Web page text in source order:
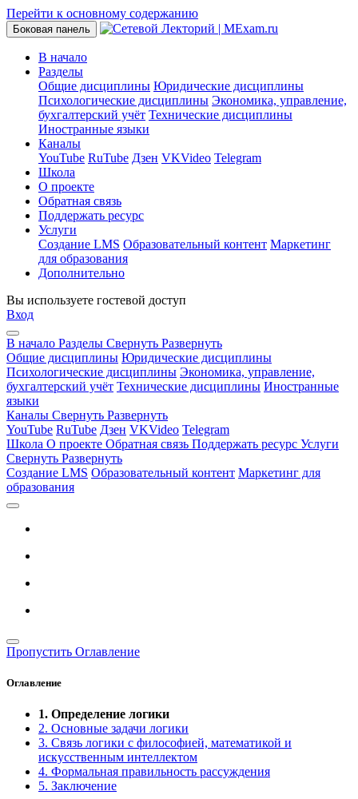
Перейти к основному содержанию
Боковая панель
В начало
Разделы
Общие дисциплины Юридические дисциплины
Психологические дисциплины Экономика, управление,
бухгалтерский учёт Технические дисциплины
Иностранные языки
Каналы
YouTube RuTube Дзен VKVideo Telegram
Школа
О проекте
Обратная связь
Поддержать ресурс
Услуги
Создание LMS Образовательный контент Маркетинг
для образования
Дополнительно
Вы используете гостевой доступ
Вход
В начало Разделы Свернуть Развернуть
Общие дисциплины Юридические дисциплины
Психологические дисциплины Экономика, управление,
бухгалтерский учёт Технические дисциплины Иностранные
языки
Каналы Свернуть Развернуть
YouTube RuTube Дзен VKVideo Telegram
Школа О проекте Обратная связь Поддержать ресурс Услуги
Свернуть Развернуть
Создание LMS Образовательный контент Маркетинг для
образования
Пропустить Оглавление
Оглавление
1. Определение логики
2. Основные задачи логики
3. Связь логики с философией, математикой и
искусственным интеллектом
4. Формальная правильность рассуждения
5. Заключение